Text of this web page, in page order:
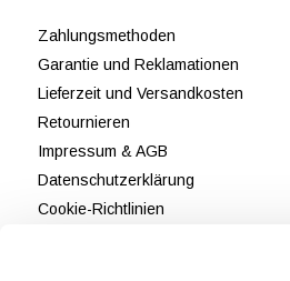
Zahlungsmethoden
Garantie und Reklamationen
Lieferzeit und Versandkosten
Retournieren
Impressum & AGB
Datenschutzerklärung
Cookie-Richtlinien